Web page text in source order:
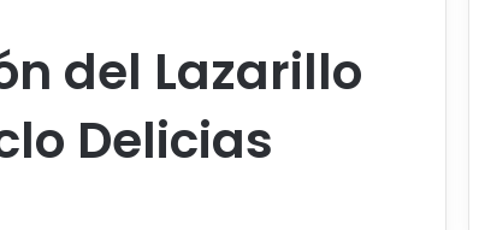
del Lazarillo
Delicias